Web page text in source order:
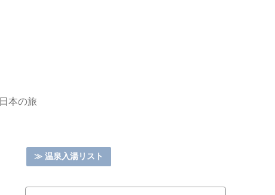
日本の旅
≫ 温泉入湯リスト